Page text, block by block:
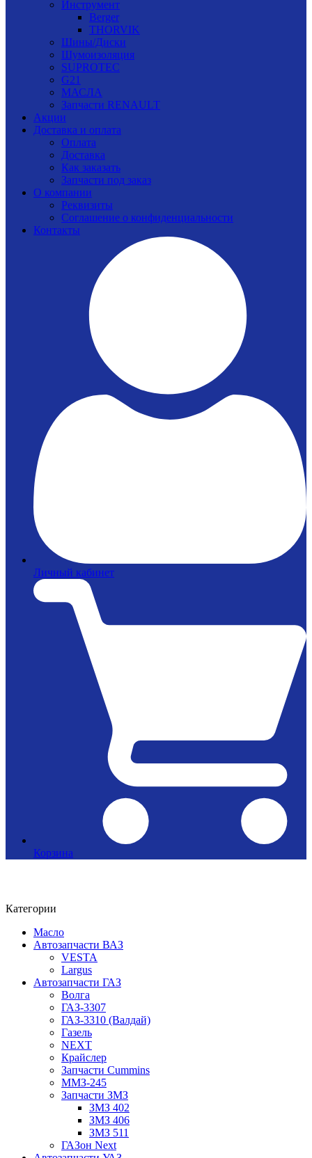
Инструмент
Berger
THORVIK
Шины/Диски
Шумоизоляция
SUPROTEC
G21
МАСЛА
Запчасти RENAULT
Акции
Доставка и оплата
Оплата
Доставка
Как заказать
Запчасти под заказ
О компании
Реквизиты
Соглашение о конфиденциальности
Контакты
Личный кабинет
Корзина
Категории
Масло
Автозапчасти ВАЗ
VESTA
Largus
Автозапчасти ГАЗ
Волга
ГАЗ-3307
ГАЗ-3310 (Валдай)
Газель
NEXT
Крайслер
Запчасти Cummins
ММЗ-245
Запчасти ЗМЗ
ЗМЗ 402
ЗМЗ 406
ЗМЗ 511
ГАЗон Next